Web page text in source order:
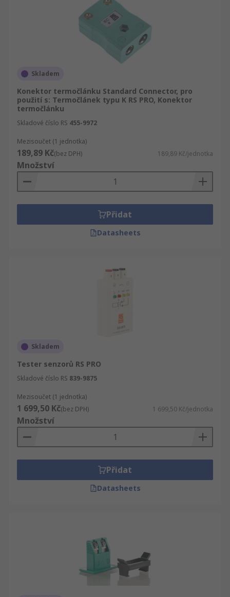
Skladem
Konektor termočlánku Standard Connector, pro
použití s: Termočlánek typu K RS PRO, Konektor
termočlánku
Skladové číslo RS 455-9972
Mezisoučet (1 jednotka)
189,89 Kč(bez DPH) 189,89 Kč/jednotka
Množství
Přidat
Datasheets
Skladem
Tester senzorů RS PRO
Skladové číslo RS 839-9875
Mezisoučet (1 jednotka)
1 699,50 Kč(bez DPH) 1 699,50 Kč/jednotka
Množství
Přidat
Datasheets